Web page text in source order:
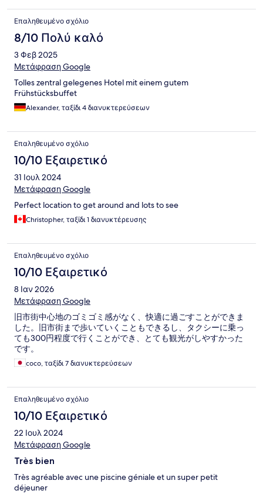
Επαληθευμένο σχόλιο
8/10 Πολύ καλό
3 Φεβ 2025
Μετάφραση Google
Tolles zentral gelegenes Hotel mit einem gutem
Frühstücksbuffet
Alexander, ταξίδι 4 διανυκτερεύσεων
Επαληθευμένο σχόλιο
10/10 Εξαιρετικό
31 Ιουλ 2024
Μετάφραση Google
Perfect location to get around and lots to see
Christopher, ταξίδι 1 διανυκτέρευσης
Επαληθευμένο σχόλιο
10/10 Εξαιρετικό
8 Ιαν 2026
Μετάφραση Google
旧市街中心地のゴミゴミ感がなく、快適に過ごすことができま
した。旧市街まで歩いていくこともできるし、タクシーに乗っ
ても300円程度で行くことができ、とても観光がしやすかった
です。
coco, ταξίδι 7 διανυκτερεύσεων
Επαληθευμένο σχόλιο
10/10 Εξαιρετικό
22 Ιουλ 2024
Μετάφραση Google
Très bien
Très agréable avec une piscine géniale et un super petit
déjeuner